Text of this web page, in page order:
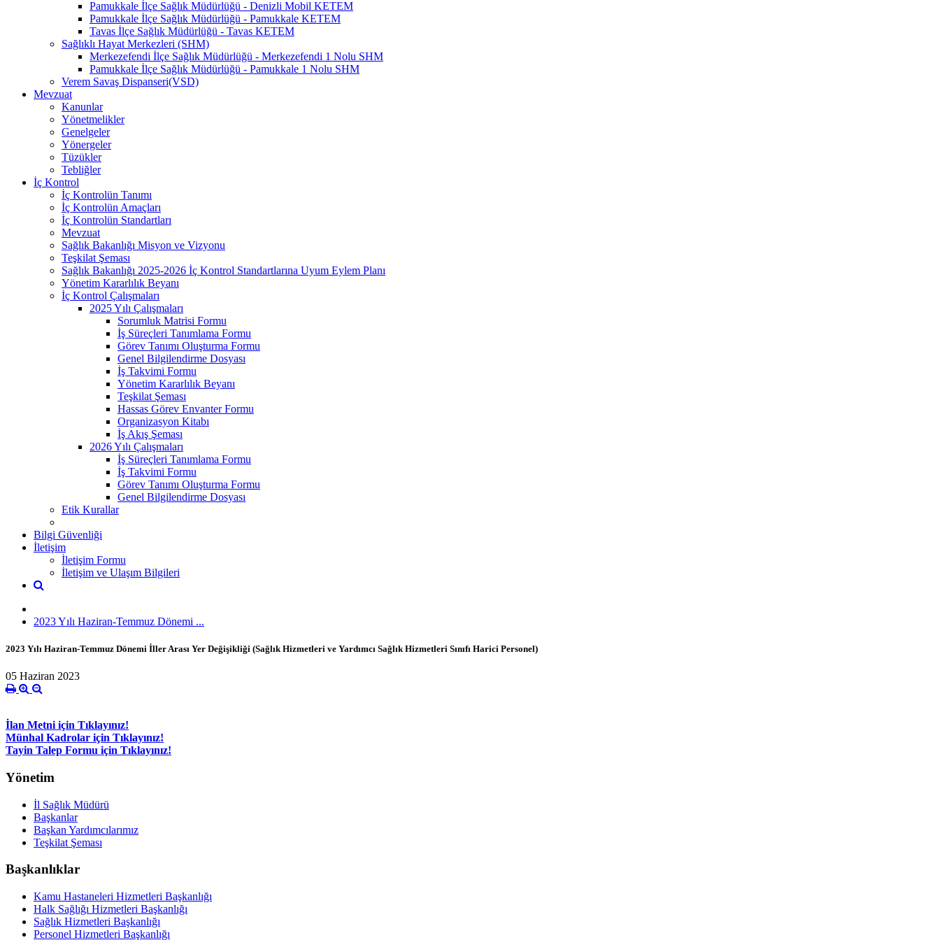
Pamukkale İlçe Sağlık Müdürlüğü - Denizli Mobil KETEM
Pamukkale İlçe Sağlık Müdürlüğü - Pamukkale KETEM
Tavas İlçe Sağlık Müdürlüğü - Tavas KETEM
Sağlıklı Hayat Merkezleri (SHM)
Merkezefendi İlçe Sağlık Müdürlüğü - Merkezefendi 1 Nolu SHM
Pamukkale İlçe Sağlık Müdürlüğü - Pamukkale 1 Nolu SHM
Verem Savaş Dispanseri(VSD)
Mevzuat
Kanunlar
Yönetmelikler
Genelgeler
Yönergeler
Tüzükler
Tebliğler
İç Kontrol
İç Kontrolün Tanımı
İç Kontrolün Amaçları
İç Kontrolün Standartları
Mevzuat
Sağlık Bakanlığı Misyon ve Vizyonu
Teşkilat Şeması
Sağlık Bakanlığı 2025-2026 İç Kontrol Standartlarına Uyum Eylem Planı
Yönetim Kararlılık Beyanı
İç Kontrol Çalışmaları
2025 Yılı Çalışmaları
Sorumluk Matrisi Formu
İş Süreçleri Tanımlama Formu
Görev Tanımı Oluşturma Formu
Genel Bilgilendirme Dosyası
İş Takvimi Formu
Yönetim Kararlılık Beyanı
Teşkilat Şeması
Hassas Görev Envanter Formu
Organizasyon Kitabı
İş Akış Şeması
2026 Yılı Çalışmaları
İş Süreçleri Tanımlama Formu
İş Takvimi Formu
Görev Tanımı Oluşturma Formu
Genel Bilgilendirme Dosyası
Etik Kurallar
Bilgi Güvenliği
İletişim
İletişim Formu
İletişim ve Ulaşım Bilgileri
2023 Yılı Haziran-Temmuz Dönemi ...
2023 Yılı Haziran-Temmuz Dönemi İller Arası Yer Değişikliği (Sağlık Hizmetleri ve Yardımcı Sağlık Hizmetleri Sınıfı Harici Personel)
05 Haziran 2023
İlan Metni için Tıklayınız!
Münhal Kadrolar için Tıklayınız!
Tayin Talep Formu için Tıklayınız!
Yönetim
İl Sağlık Müdürü
Başkanlar
Başkan Yardımcılarımız
Teşkilat Şeması
Başkanlıklar
Kamu Hastaneleri Hizmetleri Başkanlığı
Halk Sağlığı Hizmetleri Başkanlığı
Sağlık Hizmetleri Başkanlığı
Personel Hizmetleri Başkanlığı